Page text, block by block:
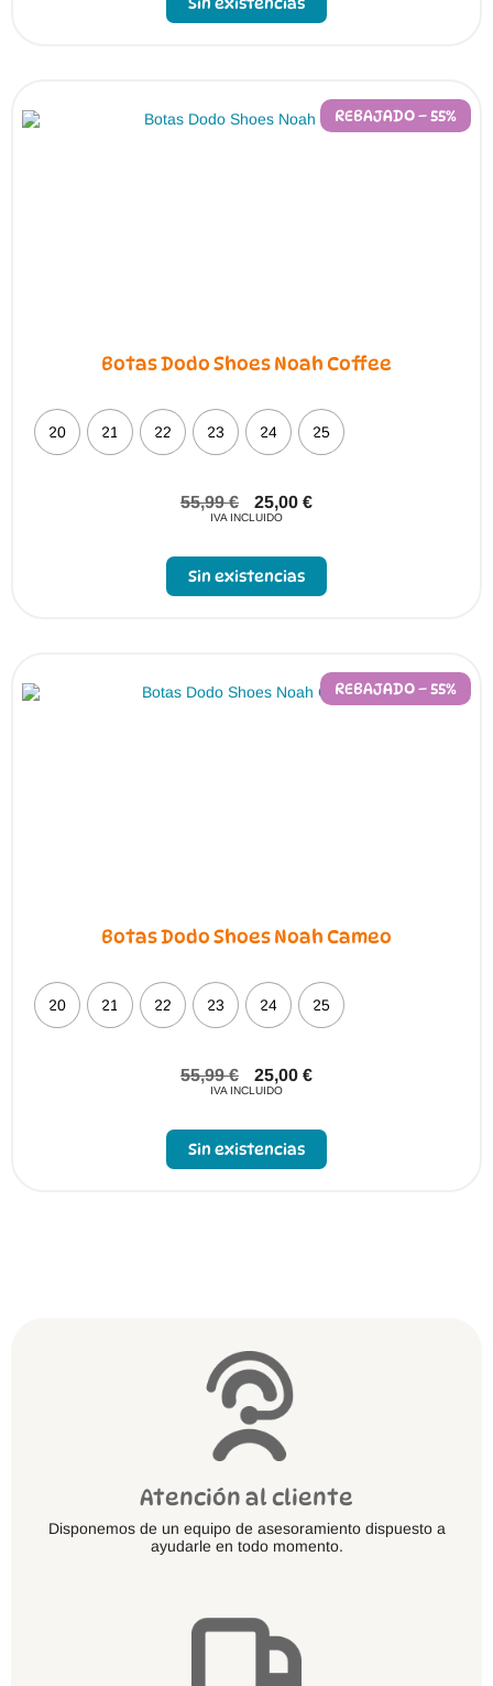
REBAJADO – 55%
Botas Dodo Shoes Noah Coffee
20 21 22 23 24 25
55,99€ 25,00 €
IVA INCLUIDO
Sin existencias
REBAJADO – 55%
Botas Dodo Shoes Noah Cameo
20 21 22 23 24 25
55,99€ 25,00 €
IVA INCLUIDO
Sin existencias
Atención al cliente
Disponemos de un equipo de asesoramiento dispuesto a
ayudarle en todo momento.